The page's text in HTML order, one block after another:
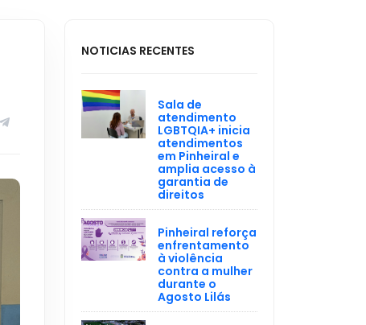
NOTICIAS RECENTES
Sala de
atendimento
LGBTQIA+ inicia
atendimentos
em Pinheiral e
amplia acesso à
garantia de
direitos
Pinheiral reforça
enfrentamento
à violência
contra a mulher
durante o
Agosto Lilás